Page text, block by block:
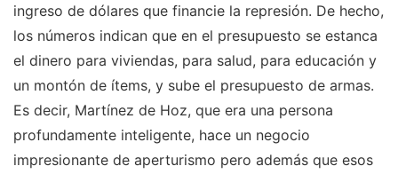
ingreso de dólares que financie la represión. De hecho,
los números indican que en el presupuesto se estanca
el dinero para viviendas, para salud, para educación y
un montón de ítems, y sube el presupuesto de armas.
Es decir, Martínez de Hoz, que era una persona
profundamente inteligente, hace un negocio
impresionante de aperturismo pero además que esos